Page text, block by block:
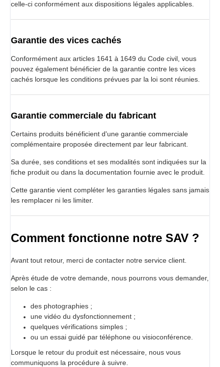
celle-ci conformément aux dispositions légales applicables.
Garantie des vices cachés
Conformément aux articles 1641 à 1649 du Code civil, vous
pouvez également bénéficier de la garantie contre les vices
cachés lorsque les conditions prévues par la loi sont réunies.
Garantie commerciale du fabricant
Certains produits bénéficient d'une garantie commerciale
complémentaire proposée directement par leur fabricant.
Sa durée, ses conditions et ses modalités sont indiquées sur la
fiche produit ou dans la documentation fournie avec le produit.
Cette garantie vient compléter les garanties légales sans jamais
les remplacer ni les limiter.
Comment fonctionne notre SAV ?
Avant tout retour, merci de contacter notre service client.
Après étude de votre demande, nous pourrons vous demander,
selon le cas :
des photographies ;
une vidéo du dysfonctionnement ;
quelques vérifications simples ;
ou un essai guidé par téléphone ou visioconférence.
Lorsque le retour du produit est nécessaire, nous vous
communiquons la procédure à suivre.